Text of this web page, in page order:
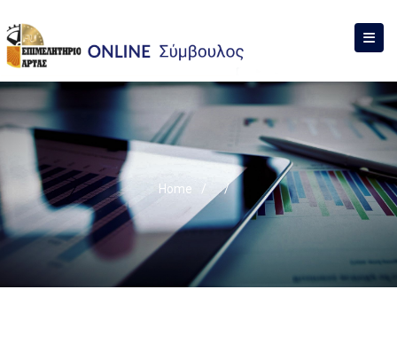
Home / /